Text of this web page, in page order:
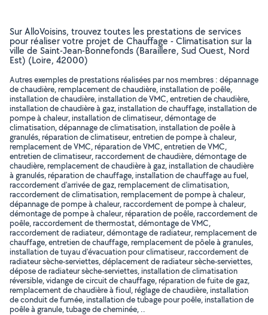
Sur AlloVoisins, trouvez toutes les prestations de services
pour réaliser votre projet de Chauffage - Climatisation sur la
ville de Saint-Jean-Bonnefonds (Baraillere, Sud Ouest, Nord
Est) (Loire, 42000)
Autres exemples de prestations réalisées par nos membres : dépannage
de chaudière, remplacement de chaudière, installation de poêle,
installation de chaudière, installation de VMC, entretien de chaudière,
installation de chaudière à gaz, installation de chauffage, installation de
pompe à chaleur, installation de climatiseur, démontage de
climatisation, dépannage de climatisation, installation de poêle à
granulés, réparation de climatiseur, entretien de pompe à chaleur,
remplacement de VMC, réparation de VMC, entretien de VMC,
entretien de climatiseur, raccordement de chaudière, démontage de
chaudière, remplacement de chaudière à gaz, installation de chaudière
à granulés, réparation de chauffage, installation de chauffage au fuel,
raccordement d'arrivée de gaz, remplacement de climatisation,
raccordement de climatisation, remplacement de pompe à chaleur,
dépannage de pompe à chaleur, raccordement de pompe à chaleur,
démontage de pompe à chaleur, réparation de poêle, raccordement de
poêle, raccordement de thermostat, démontage de VMC,
raccordement de radiateur, démontage de radiateur, remplacement de
chauffage, entretien de chauffage, remplacement de pôele à granules,
installation de tuyau d'évacuation pour climatiseur, raccordement de
radiateur sèche-serviettes, déplacement de radiateur sèche-serviettes,
dépose de radiateur sèche-serviettes, installation de climatisation
réversible, vidange de circuit de chauffage, réparation de fuite de gaz,
remplacement de chaudière à fioul, réglage de chaudière, installation
de conduit de fumée, installation de tubage pour poêle, installation de
poêle à granule, tubage de cheminée, ..